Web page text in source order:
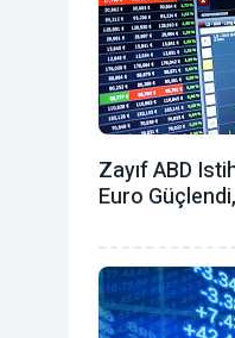
Zayıf ABD
Euro